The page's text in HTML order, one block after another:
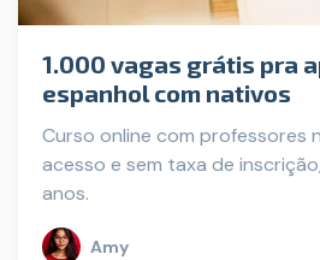
1.000 vagas grátis pra
espanhol com nativos
Curso online com professores
acesso e sem taxa de
anos.
Amy